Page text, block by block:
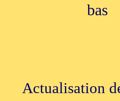
bas
Actualisation